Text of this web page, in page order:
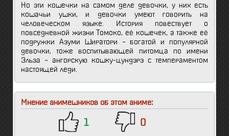
Но эти кошечки на самом деле девочки, у них есть
кошачьи ушки, и девочки умеют говорить на
человеческом языке. История повествует о
повседневной жизни Томоко, её кошечек, а также её
подружки Азуми Ширатори – богатой и популярной
девочки, тоже воспитывающей питомца по имени
Эльза – ангорскую кошку-цундэрэ с темпераментом
настоящей леди.
Мнение анимешников об этом аниме:
1 0